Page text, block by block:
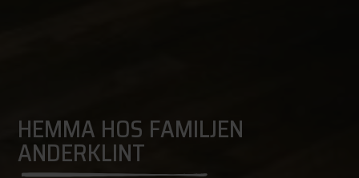
HEMMA HOS FAMILJEN
ANDERKLINT